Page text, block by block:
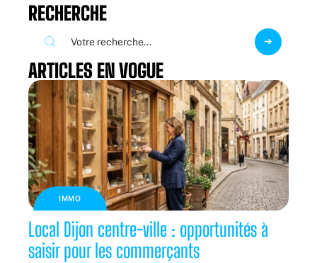
RECHERCHE
ARTICLES EN VOGUE
IMMO
Local Dijon centre-ville : opportunités à
saisir pour les commerçants